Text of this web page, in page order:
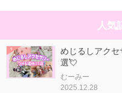
人気
めじるしアク
選💘
むーみー
2025.12.28